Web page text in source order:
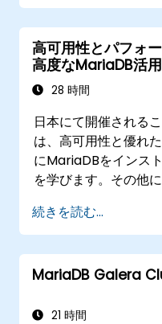
バックアップ・復元
復方法についても習
高可用性とパフォ
高度なMariaDB活用
28 時間
日本にて開催される
は、高可用性と優れ
にMariaDBをインス
を学びます。その他
テーマも扱います。
続きを読む...
MariaDB Galera
21 時間